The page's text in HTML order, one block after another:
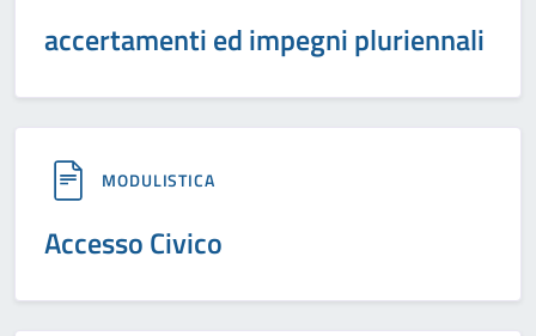
accertamenti ed impegni pluriennali
MODULISTICA
Accesso Civico